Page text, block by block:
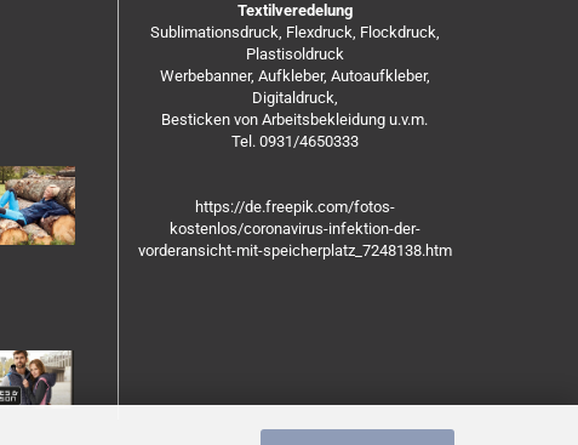
Textilveredelung
Sublimationsdruck, Flexdruck, Flockdruck,
Plastisoldruck
Werbebanner, Aufkleber, Autoaufkleber,
Digitaldruck,
Besticken von Arbeitsbekleidung u.v.m.
Tel. 0931/4650333
https://de.freepik.com/fotos-
kostenlos/coronavirus-infektion-der-
vorderansicht-mit-speicherplatz_7248138.htm